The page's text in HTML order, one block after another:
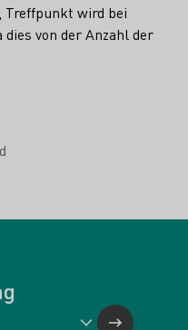
Treffpunkt wird bei
von der Anzahl der